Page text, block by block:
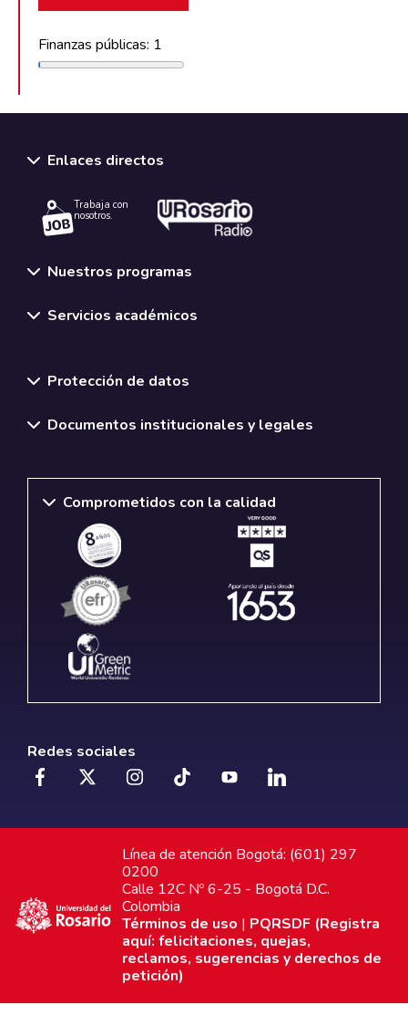
Finanzas públicas: 1
Enlaces directos
Trabaja con
nosotros.
Nuestros programas
Servicios académicos
Protección de datos
Documentos institucionales y legales
Comprometidos con la calidad
Redes sociales
Línea de atención Bogotá: (601) 297
0200
Calle 12C Nº 6-25 - Bogotá D.C.
Colombia
Términos de uso | PQRSDF (Registra
aquí: felicitaciones, quejas,
reclamos, sugerencias y derechos de
petición)